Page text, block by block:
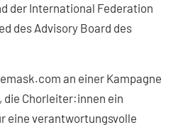
der International Federation
des Advisory Board des
an einer Kampagne
die Chorleiter:innen ein
eine verantwortungsvolle